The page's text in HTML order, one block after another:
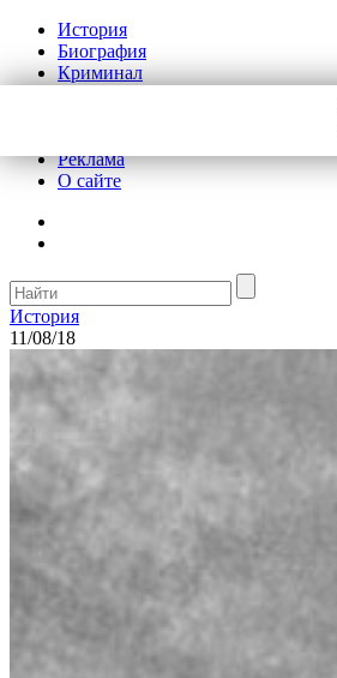
История
Биография
Криминал
Реклама
О сайте
История
11/08/18